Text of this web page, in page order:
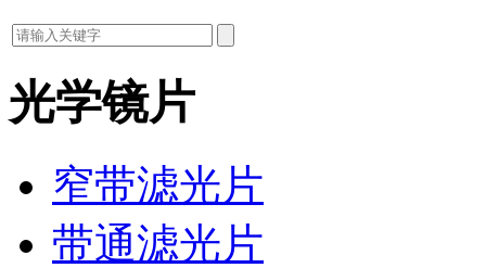
光学镜片
窄带滤光片
带通滤光片